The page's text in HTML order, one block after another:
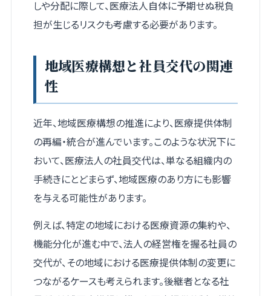
しや分配に際して、医療法人自体に予期せぬ税負
担が生じるリスクも考慮する必要があります。
地域医療構想と社員交代の関連
性
近年、地域医療構想の推進により、医療提供体制
の再編・統合が進んでいます。このような状況下に
おいて、医療法人の社員交代は、単なる組織内の
手続きにとどまらず、地域医療のあり方にも影響
を与える可能性があります。
例えば、特定の地域における医療資源の集約や、
機能分化が進む中で、法人の経営権を握る社員の
交代が、その地域における医療提供体制の変更に
つながるケースも考えられます。後継者となる社